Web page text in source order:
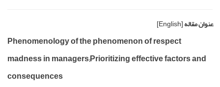
عنوان مقاله[English]
Phenomenology of the phenomenon of respect
madness in managers;Prioritizing effective factors and
consequences